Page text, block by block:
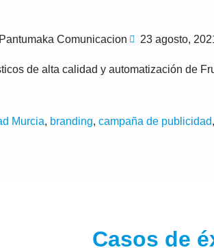
Pantumaka Comunicacion 23 agosto,
de alta calidad y automatización de
Murcia, branding, campaña de publicidad,
Casos de